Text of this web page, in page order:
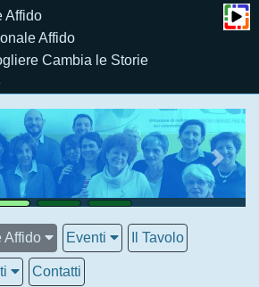
Affido
Affido
Cambia le Storie
Affido Eventi Il Tavolo
Contatti